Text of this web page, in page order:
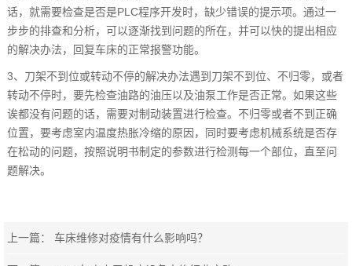
话，就需要检查是否是PLC程序开发时，缺少错误的提示项。通过一
步步的排查和分析，可以逐渐找到问题的所在，并可以快的提出相应
的解决办法，回复车床的正常报警功能。
3、刀架不到位或转动不停的解决办法遇到刀架不到位、不归零，或者
转动不停时，要先检查油路的油压以及油泵工作是否正常。如果这些
诶都没有问题的话，需要对制动装置进行检查。不归零或者不到正确
位置，要考虑室内温度热胀冷缩的原因，同时要考虑机械系统是否存
在松动的问题，按照说明书制定的参数进行检测每一个部位，直至问
题解决。
上一篇： 车床维修对疫情有什么影响吗？